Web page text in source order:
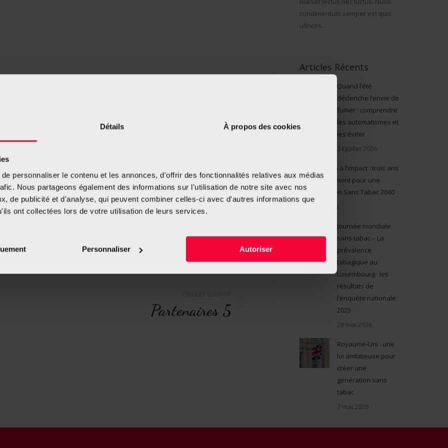
Détails À propos des cookies
personnaliser le contenu et les annonces, d'offrir des fonctionnalités relatives aux médias
Nous partageons également des informations sur l'utilisation de notre site avec nos
de publicité et d'analyse, qui peuvent combiner celles-ci avec d'autres informations que
ont collectées lors de votre utilisation de leurs services.
Personnaliser Autoriser
Partenaires 5
condimentum semper est quis
ultrices.
Articles Récents
Quand l’été
déclenche l’envie de
fumer : comprendre
les automatismes et
les éviter
24 juillet 2026
De l’action à l’impact : trois ans
d’engagement pour une
Génération Sans Tabac 2040
5 juin 2026
Journée mondiale
sans tabac – La
prévalence
tabagique au
Luxembourg : les
résultats de
l’enquête nationale
2025
28 mai 2026
Royaume-Uni : une
loi ambitieuse pour
créer une
génération sans
tabac
7 mai 2026